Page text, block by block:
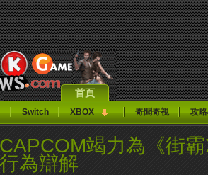
首頁
Switch XBOX 奇聞奇視 攻
竭力為《街
為辯解